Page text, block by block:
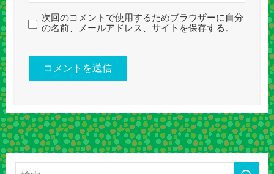
次回のコメントで使用するためブラウザーに自分
の名前、メールアドレス、サイトを保存する。